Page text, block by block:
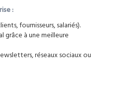
:
fournisseurs, salariés).
à une meilleure
réseaux sociaux ou